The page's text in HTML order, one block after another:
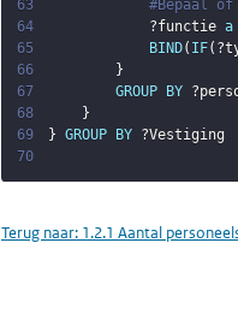
63
#Bepaal
64
?functie a
65
BIND( IF(
66
}
67
GROUP BY
68
}
69
} GROUP BY ?Vestiging
70
Terug naar: 1.2.1 Aantal